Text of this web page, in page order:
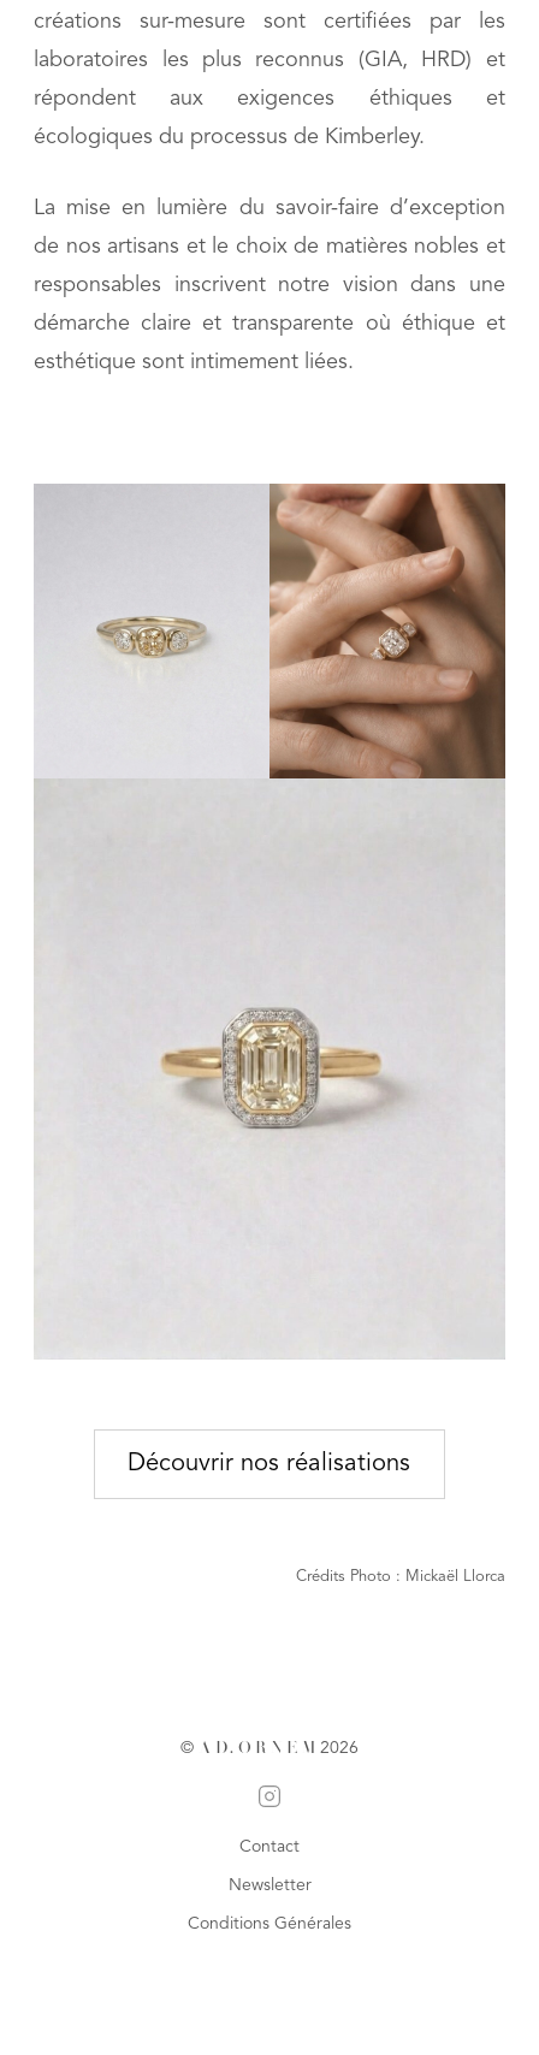
créations sur-mesure sont certifiées par les
laboratoires les plus reconnus (GIA, HRD) et
répondent aux exigences éthiques et
écologiques du processus de Kimberley.
La mise en lumière du savoir-faire d’exception
de nos artisans et le choix de matières nobles et
responsables inscrivent notre vision dans une
démarche claire et transparente où éthique et
esthétique sont intimement liées.
Découvrir nos réalisations
Crédits Photo : Mickaël Llorca
© A D. O R N E M 2026
Contact
Newsletter
Conditions Générales